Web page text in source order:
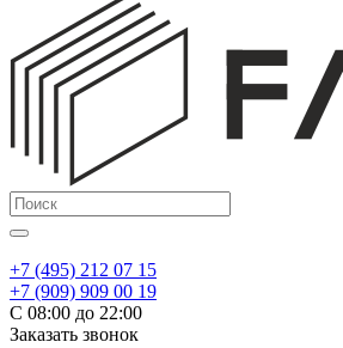
+7 (495) 212 07 15
+7 (909) 909 00 19
С 08:00 до 22:00
Заказать звонок